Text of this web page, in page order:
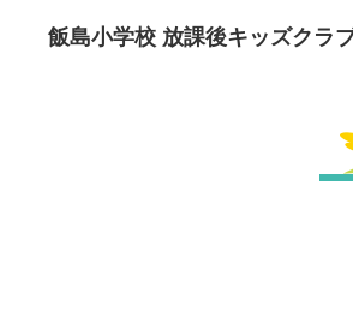
飯島小学校 放課後キッズクラ